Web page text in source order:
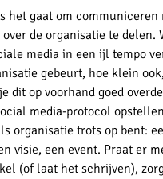
het gaat om
de organisatie te delen.
media in een ijl tempo
gebeurt, hoe klein
dit op voorhand goed
media-protocol
organisatie trots op bent:
visie, een event. Praat er
(of laat het schrijven), zorg